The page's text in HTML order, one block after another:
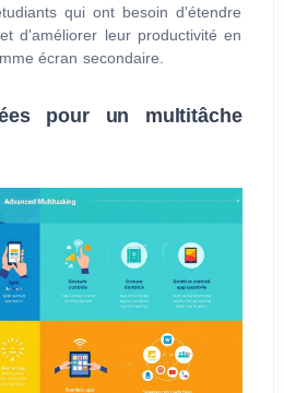
qui ont besoin d'étendre
d'améliorer leur productivité en
écran secondaire.
pour un multitâche